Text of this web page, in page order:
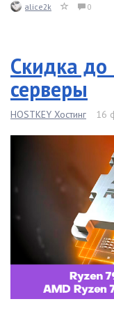
alice2k 0
Скидка до
серверы
HOSTKEY Хостинг 16